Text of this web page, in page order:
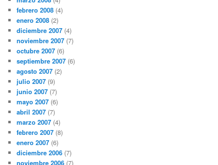
febrero 2008 (4)
enero 2008 (2)
diciembre 2007 (4)
noviembre 2007 (7)
octubre 2007 (6)
septiembre 2007 (6)
agosto 2007 (2)
julio 2007 (9)
junio 2007 (7)
mayo 2007 (6)
abril 2007 (7)
marzo 2007 (4)
febrero 2007 (8)
enero 2007 (6)
diciembre 2006 (7)
noviembre 2006 (7)